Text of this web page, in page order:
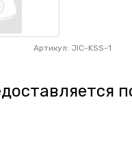
Артикул: JIC-KSS-1